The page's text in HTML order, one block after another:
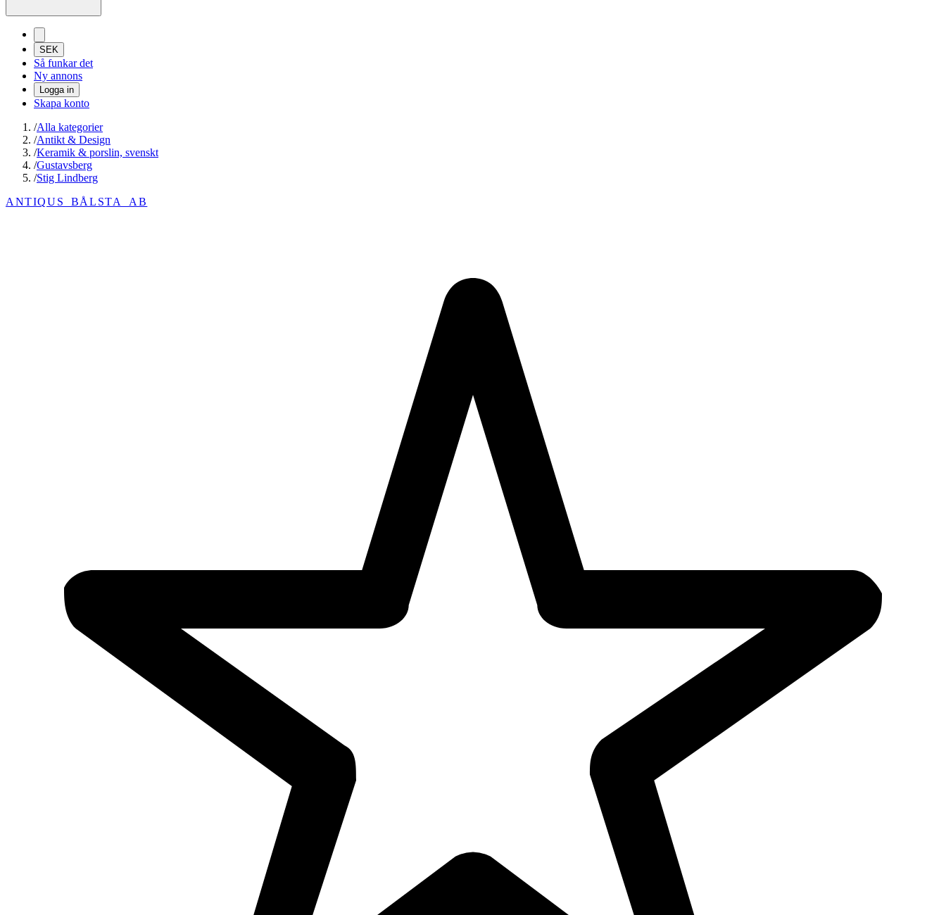
SEK
Så funkar det
Ny annons
Logga in
Skapa konto
/Alla kategorier
/Antikt & Design
/Keramik & porslin, svenskt
/Gustavsberg
/Stig Lindberg
ANTIQUS_BÅLSTA_AB